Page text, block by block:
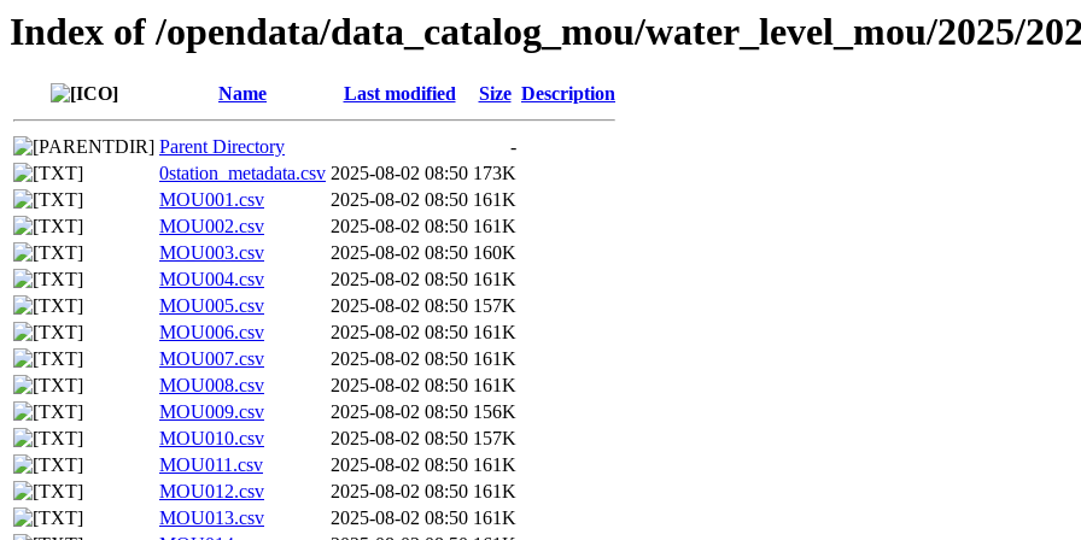
Index of /opendata/data_catalog_mou/water_level_mou/2025/
Name Last modified Size Description
Parent Directory
-
0station_metadata.csv 2025-08-02 08:50 173K
MOU001.csv
2025-08-02 08:50 161K
MOU002.csv
2025-08-02 08:50 161K
MOU003.csv
2025-08-02 08:50 160K
MOU004.csv
2025-08-02 08:50 161K
MOU005.csv
2025-08-02 08:50 157K
MOU006.csv
2025-08-02 08:50 161K
MOU007.csv
2025-08-02 08:50 161K
MOU008.csv
2025-08-02 08:50 161K
MOU009.csv
2025-08-02 08:50 156K
MOU010.csv
2025-08-02 08:50 157K
MOU011.csv
2025-08-02 08:50 161K
MOU012.csv
2025-08-02 08:50 161K
MOU013.csv
2025-08-02 08:50 161K